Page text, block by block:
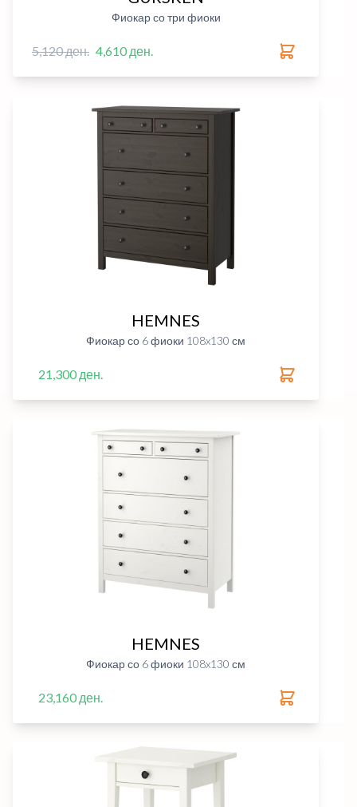
Фиокар со три фиоки
5,120 ден. 4,610 ден.
HEMNES
Фиокар со 6 фиоки 108x130 см
21,300 ден.
HEMNES
Фиокар со 6 фиоки 108x130 см
23,160 ден.